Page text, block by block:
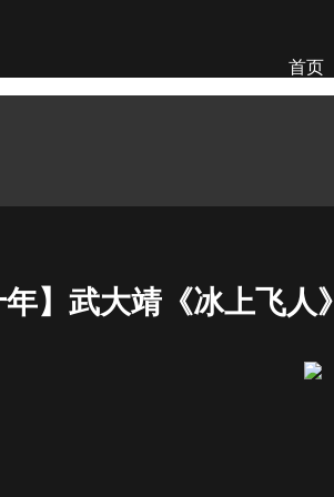
首页
】武大靖《冰上飞人》